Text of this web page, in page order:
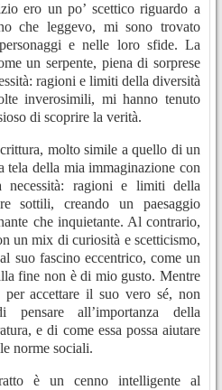
ero un po’ scettico riguardo a
che leggevo, mi sono trovato
e nelle loro sfide. La
un serpente, piena di sorprese
ragioni e limiti della diversità
inverosimili, mi hanno tenuto
di scoprire la verità.
molto simile a quello di un
tela della mia immaginazione con
ragioni e limiti della
sottili, creando un paesaggio
che inquietante. Al contrario,
un mix di curiosità e scetticismo,
suo fascino eccentrico, come un
fine non è di mio gusto. Mentre
accettare il suo vero sé, non
all’importanza della
e di come essa possa aiutare
norme sociali.
è un cenno intelligente al